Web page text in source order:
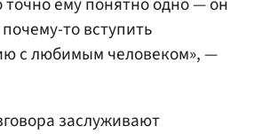
то вступить
с любимым человеком», —
заслуживают